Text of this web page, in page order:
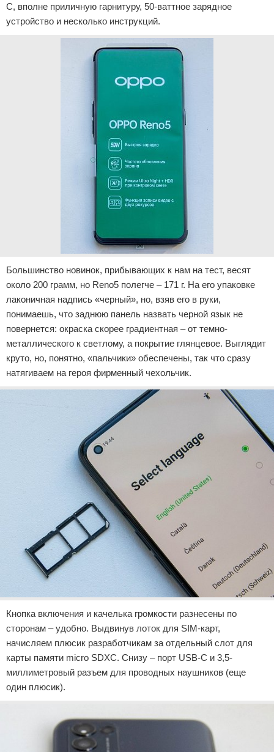
C, вполне приличную гарнитуру, 50-ваттное зарядное
устройство и несколько инструкций.
Большинство новинок, прибывающих к нам на тест, весят
около 200 грамм, но Reno5 полегче – 171 г. На его упаковке
лаконичная надпись «черный», но, взяв его в руки,
понимаешь, что заднюю панель назвать черной язык не
повернется: окраска скорее градиентная – от темно-
металлического к светлому, а покрытие глянцевое. Выглядит
круто, но, понятно, «пальчики» обеспечены, так что сразу
натягиваем на героя фирменный чехольчик.
Кнопка включения и качелька громкости разнесены по
сторонам – удобно. Выдвинув лоток для SIM-карт,
начисляем плюсик разработчикам за отдельный слот для
карты памяти micro SDXC. Снизу – порт USB-C и 3,5-
миллиметровый разъем для проводных наушников (еще
один плюсик).